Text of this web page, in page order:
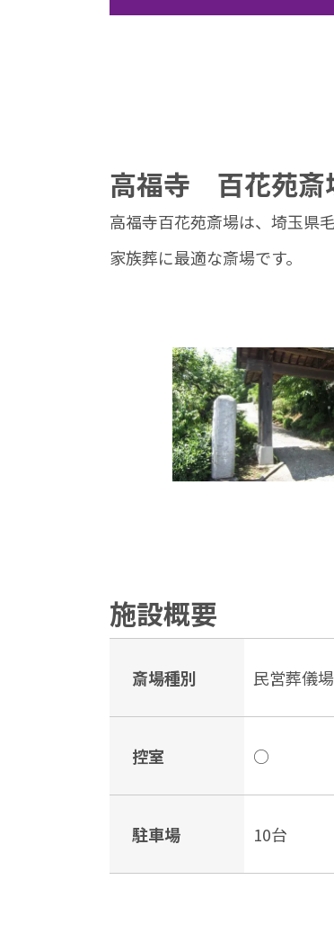
高福寺 百花苑斎
高福寺百花苑斎場は、埼玉県
家族葬に最適な斎場です。
施設概要
斎場種別 民営葬儀場
控室 ○
駐車場 10台